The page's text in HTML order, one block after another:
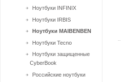
Ноутбуки INFINIX
Ноутбуки IRBIS
Ноутбуки MAIBENBEN
Ноутбуки Tecno
Ноутбуки защищенные
CyberBook
Российские ноутбуки